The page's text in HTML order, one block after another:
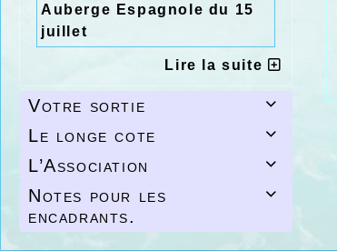
Auberge Espagnole du 15
juillet
Lire la suite

Votre sortie

Le longe cote

L’Association

Notes pour les
encadrants.